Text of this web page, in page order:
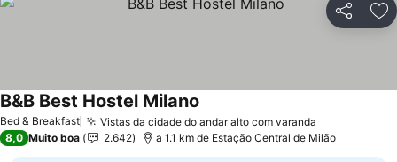
Partilhar
Bed & Breakfast Vistas da cidade do andar alto com varanda
B&B Best Hostel Milano
8,0 Muito boa 2.642 a 1.1 km de Estação Central de Milão